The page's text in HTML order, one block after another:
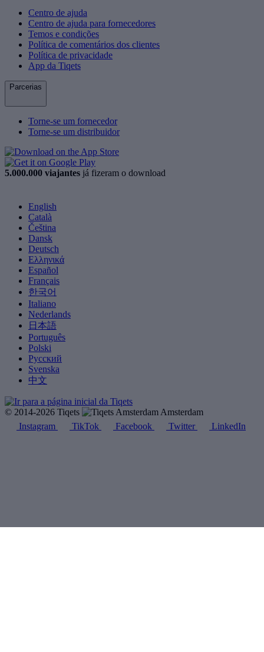
Centro de ajuda
Centro de ajuda para fornecedores
Temos e condições
Política de comentários dos clientes
Política de privacidade
App da Tiqets
Parcerias
Torne-se um fornecedor
Torne-se um distribuidor
5.000.000 viajantes já fizeram o download
English
Català
Čeština
Dansk
Deutsch
Ελληνικά
Español
Français
한국어
Italiano
Nederlands
日本語
Português
Polski
Русский
Svenska
中文
© 2014-2026 Tiqets
Amsterdam
Instagram
TikTok Facebook Twitter LinkedIn